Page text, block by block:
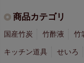
商品カテゴリ
国産竹炭 竹酢液 竹
キッチン道具 せいろ